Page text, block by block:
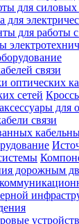
для силовых
для работы с
связи
оптических
сетей
для
связи
дорожным